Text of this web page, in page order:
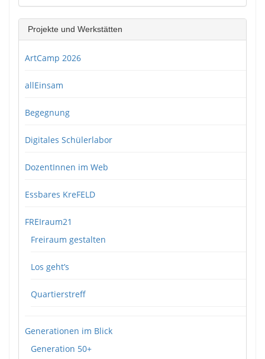
Projekte und Werkstätten
ArtCamp 2026
allEinsam
Begegnung
Digitales Schülerlabor
DozentInnen im Web
Essbares KreFELD
FREIraum21
Freiraum gestalten
Los geht’s
Quartierstreff
Generationen im Blick
Generation 50+